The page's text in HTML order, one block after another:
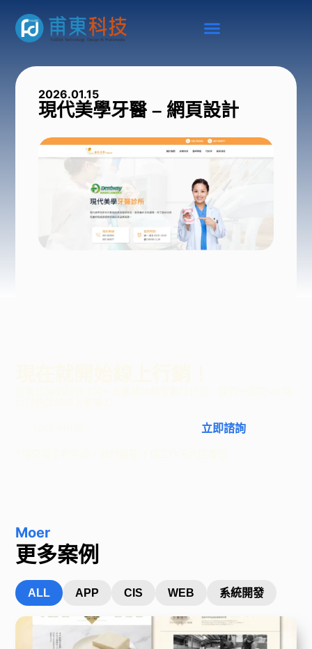
2026.01.15
現代美學牙醫 – 網頁設計
立即諮詢
Moer
更多案例
APP CIS WEB 系統開發
ALL